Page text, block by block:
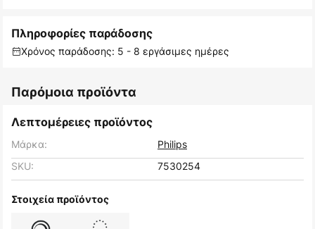
Πληροφορίες παράδοσης
Χρόνος παράδοσης: 5 - 8 εργάσιμες ημέρες
Παρόμοια προϊόντα
Λεπτομέρειες προϊόντος
Μάρκα:
Philips
SKU:
7530254
Στοιχεία προϊόντος